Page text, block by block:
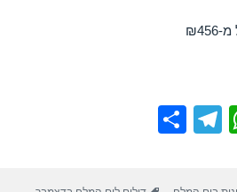
דיוויד ים המלח – ים המלח 07/11/2018
W
T